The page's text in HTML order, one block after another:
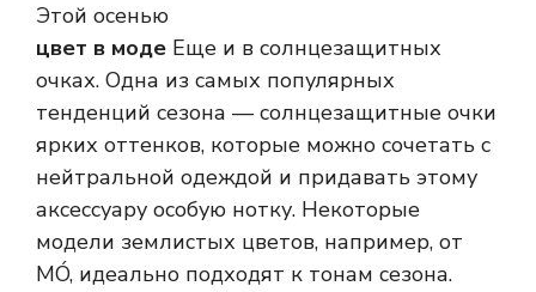
Этой осенью
цвет в моде Еще и в солнцезащитных
очках. Одна из самых популярных
тенденций сезона — солнцезащитные очки
ярких оттенков, которые можно сочетать с
нейтральной одеждой и придавать этому
аксессуару особую нотку. Некоторые
модели землистых цветов, например, от
MÓ, идеально подходят к тонам сезона.